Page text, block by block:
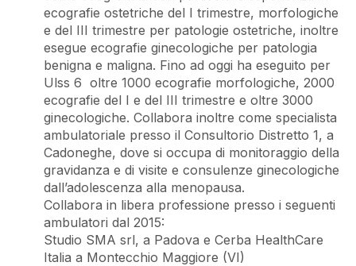
ecografie ostetriche del I trimestre, morfologiche
e del III trimestre per patologie ostetriche, inoltre
esegue ecografie ginecologiche per patologia
benigna e maligna. Fino ad oggi ha eseguito per
Ulss 6 oltre 1000 ecografie morfologiche, 2000
ecografie del I e del III trimestre e oltre 3000
ginecologiche. Collabora inoltre come specialista
ambulatoriale presso il Consultorio Distretto 1, a
Cadoneghe, dove si occupa di monitoraggio della
gravidanza e di visite e consulenze ginecologiche
dall’adolescenza alla menopausa.
Collabora in libera professione presso i seguenti
ambulatori dal 2015:
Studio SMA srl, a Padova e Cerba HealthCare
Italia a Montecchio Maggiore (VI)